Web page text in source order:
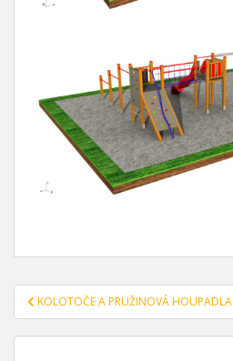
Navigace
pro
příspěvek
KOLOTOČE A PRUŽINOVÁ HOUPADLA